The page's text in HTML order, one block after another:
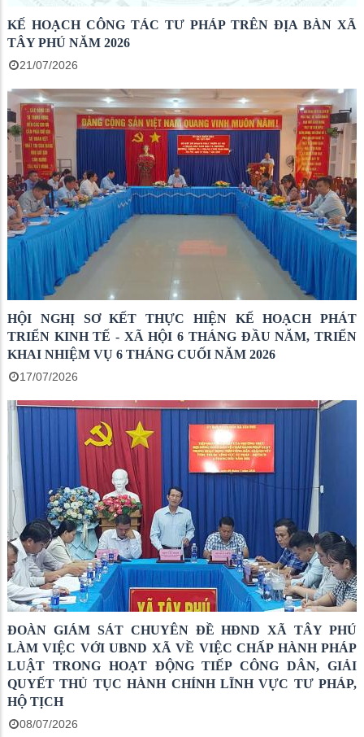
KẾ HOẠCH CÔNG TÁC TƯ PHÁP TRÊN ĐỊA BÀN XÃ
TÂY PHÚ NĂM 2026
21/07/2026
HỘI NGHỊ SƠ KẾT THỰC HIỆN KẾ HOẠCH PHÁT
TRIỂN KINH TẾ - XÃ HỘI 6 THÁNG ĐẦU NĂM, TRIỂN
KHAI NHIỆM VỤ 6 THÁNG CUỐI NĂM 2026
17/07/2026
ĐOÀN GIÁM SÁT CHUYÊN ĐỀ HĐND XÃ TÂY PHÚ
LÀM VIỆC VỚI UBND XÃ VỀ VIỆC CHẤP HÀNH PHÁP
LUẬT TRONG HOẠT ĐỘNG TIẾP CÔNG DÂN, GIẢI
QUYẾT THỦ TỤC HÀNH CHÍNH LĨNH VỰC TƯ PHÁP,
HỘ TỊCH
08/07/2026